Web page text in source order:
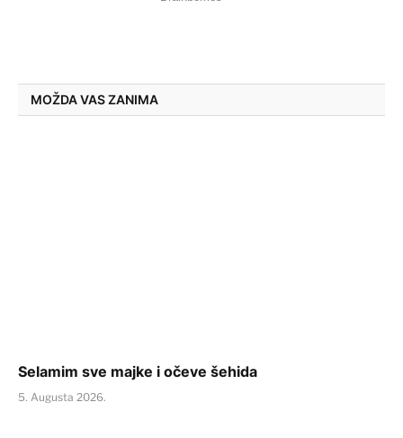
MOŽDA VAS ZANIMA
Selamim sve majke i očeve šehida
5. Augusta 2026.